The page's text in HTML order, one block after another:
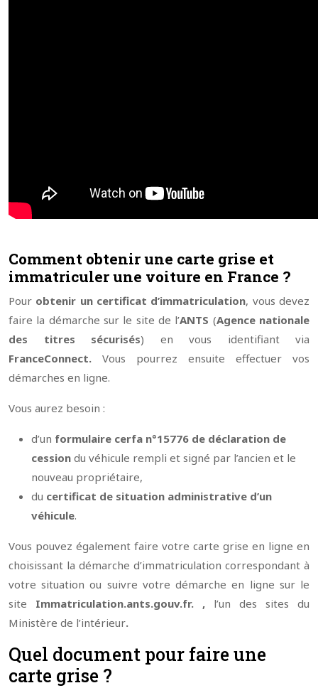
Comment obtenir une carte grise et
immatriculer une voiture en France ?
Pour obtenir un certificat d’immatriculation, vous devez
faire la démarche sur le site de l’ANTS (Agence nationale
des titres sécurisés) en vous identifiant via
FranceConnect. Vous pourrez ensuite effectuer vos
démarches en ligne.
Vous aurez besoin :
d’un formulaire cerfa n°15776 de déclaration de
cession du véhicule rempli et signé par l’ancien et le
nouveau propriétaire,
du certificat de situation administrative d’un
véhicule.
Vous pouvez également faire votre carte grise en ligne en
choisissant la démarche d’immatriculation correspondant à
votre situation ou suivre votre démarche en ligne sur le
site Immatriculation.ants.gouv.fr. , l’un des sites du
Ministère de l’intérieur.
Quel document pour faire une
carte grise ?